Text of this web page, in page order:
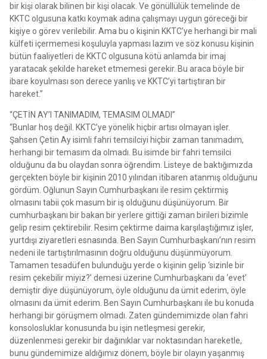
bir kişi olarak bilinen bir kişi olacak. Ve gönüllülük temelinde de
KKTC olgusuna katkı koymak adına çalışmayı uygun göreceği bir
kişiye o görev verilebilir. Ama bu o kişinin KKTC’ye herhangi bir mali
külfeti içermemesi koşuluyla yapması lazım ve söz konusu kişinin
bütün faaliyetleri de KKTC olgusuna kötü anlamda bir imaj
yaratacak şekilde hareket etmemesi gerekir. Bu araca böyle bir
ibare koyulması son derece yanlış ve KKTC’yi tartıştıran bir
hareket.”
“ÇETİN AY’I TANIMADIM, TEMASIM OLMADI”
“Bunlar hoş değil. KKTC’ye yönelik hiçbir artısı olmayan işler.
Şahsen Çetin Ay isimli fahri temsilciyi hiçbir zaman tanımadım,
herhangi bir temasım da olmadı. Bu isimde bir fahri temsilci
olduğunu da bu olaydan sonra öğrendim. Listeye de baktığımızda
gerçekten böyle bir kişinin 2010 yılından itibaren atanmış olduğunu
gördüm. Oğlunun Sayın Cumhurbaşkanı ile resim çektirmiş
olmasını tabii çok masum bir iş olduğunu düşünüyorum. Bir
cumhurbaşkanı bir bakan bir yerlere gittiği zaman birileri bizimle
gelip resim çektirebilir. Resim çektirme daima karşılaştığımız işler,
yurtdışı ziyaretleri esnasında. Ben Sayın Cumhurbaşkanı’nın resim
nedeni ile tartıştırılmasının doğru olduğunu düşünmüyorum.
Tamamen tesadüfen bulunduğu yerde o kişinin gelip ‘sizinle bir
resim çekebilir miyiz?’ demesi üzerine Cumhurbaşkanı da ‘evet’
demiştir diye düşünüyorum, öyle olduğunu da ümit ederim, öyle
olmasını da ümit ederim. Ben Sayın Cumhurbaşkanı ile bu konuda
herhangi bir görüşmem olmadı. Zaten gündemimizde olan fahri
konsolosluklar konusunda bu işin netleşmesi gerekir,
düzenlenmesi gerekir bir dağınıklar var noktasından hareketle,
bunu gündemimize aldığımız dönem, böyle bir olayın yaşanmış